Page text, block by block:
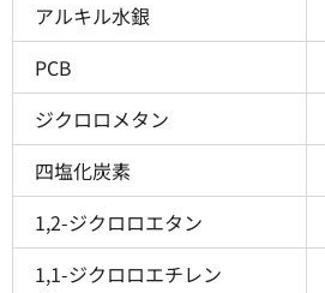
アルキル水銀
PCB
ジクロロメタン
四塩化炭素
1,2-ジクロロエタン
1,1-ジクロロエチレン